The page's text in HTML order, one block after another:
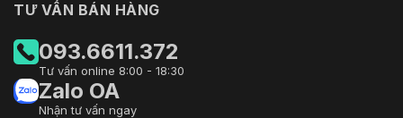
TƯ VẤN BÁN HÀNG
093.6611.372
Tư vấn online 8:00 - 18:30
Zalo OA
Nhận tư vấn ngay